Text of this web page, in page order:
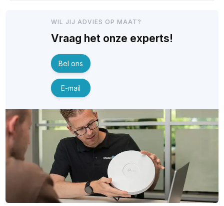
WIL JIJ ADVIES OP MAAT?
Vraag het onze experts!
Bel ons
E-mail